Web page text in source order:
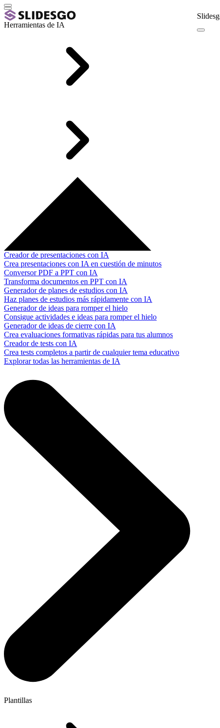
Herramientas de IA
Creador de presentaciones con IA
Crea presentaciones con IA en cuestión de minutos
Conversor PDF a PPT con IA
Transforma documentos en PPT con IA
Generador de planes de estudios con IA
Haz planes de estudios más rápidamente con IA
Generador de ideas para romper el hielo
Consigue actividades e ideas para romper el hielo
Generador de ideas de cierre con IA
Crea evaluaciones formativas rápidas para tus alumnos
Creador de tests con IA
Crea tests completos a partir de cualquier tema educativo
Explorar todas las herramientas de IA
Plantillas